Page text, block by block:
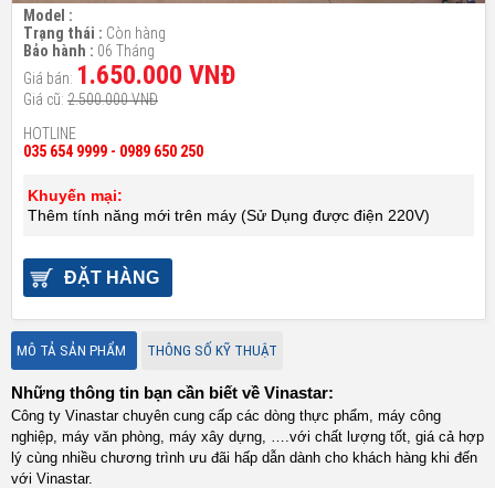
Model :
Trạng thái : Còn hàng
Bảo hành : 06 Tháng
Giá bán: 1.650.000 VNĐ
Giá cũ: 2.500.000 VNĐ
HOTLINE
035 654 9999 - 0989 650 250
Khuyến mại:
Thêm tính năng mới trên máy (Sử Dụng được điện 220V)
ĐẶT HÀNG
MÔ TẢ SẢN PHẨM THÔNG SỐ KỸ THUẬT
Những thông tin bạn cần biết về Vinastar:
Công ty Vinastar chuyên cung cấp các dòng thực phẩm, máy công
nghiệp, máy văn phòng, máy xây dựng, ….với chất lượng tốt, giá cả hợp
lý cùng nhiều chương trình ưu đãi hấp dẫn dành cho khách hàng khi đến
với Vinastar.